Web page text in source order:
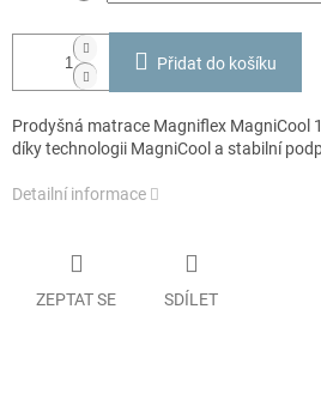
Přidat do košíku
Prodyšná matrace Magniflex MagniCool
díky technologii MagniCool a stabilní
Detailní informace
ZEPTAT SE SDÍLET